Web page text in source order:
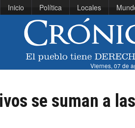
Inicio Política Locales
Viernes, 07 de
se suman a